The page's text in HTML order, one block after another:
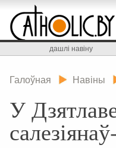
дашлі навіну
Галоўная Навіны
У